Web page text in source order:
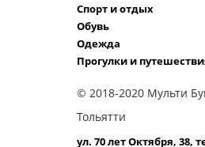
Спорт и отдых
Обувь
Одежда
Прогулки и
© 2018-2020 Мульти
Тольятти
ул. 70 лет Октября, 38,